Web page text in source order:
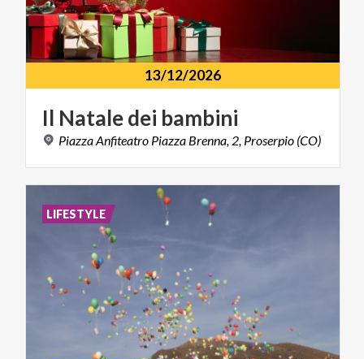
13/12/2026
Il Nataledei bambini
PiazzaAnfiteatro Piazza Brenna, 2, Proserpio (CO)
LIFESTYLE